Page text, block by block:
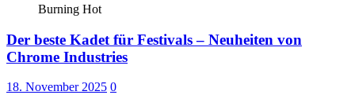
Burning Hot
Der beste Kadet für Festivals – Neuheiten von
Chrome Industries
18. November 2025 0